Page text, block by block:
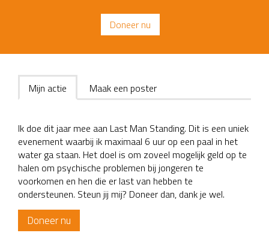
Doneer nu
Mijn actie Maak een poster
Ik doe dit jaar mee aan Last Man Standing. Dit is een uniek
evenement waarbij ik maximaal 6 uur op een paal in het
water ga staan. Het doel is om zoveel mogelijk geld op te
halen om psychische problemen bij jongeren te
voorkomen en hen die er last van hebben te
ondersteunen. Steun jij mij? Doneer dan, dank je wel.
Doneer nu